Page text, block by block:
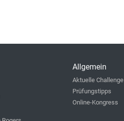
Allgemein
Aktuelle Challenge
Prüfungstipps
Online-Kongress